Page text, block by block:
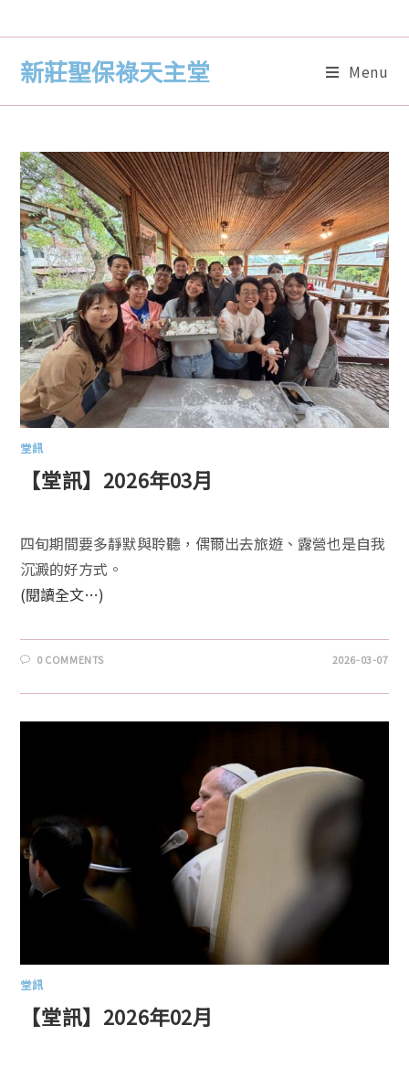
新莊聖保祿天主堂 Menu
堂訊
【堂訊】2026年03月
四旬期間要多靜默與聆聽，偶爾出去旅遊、露營也是自我
沉澱的好方式。
(閱讀全文…)
0 COMMENTS 2026-03-07
堂訊
【堂訊】2026年02月